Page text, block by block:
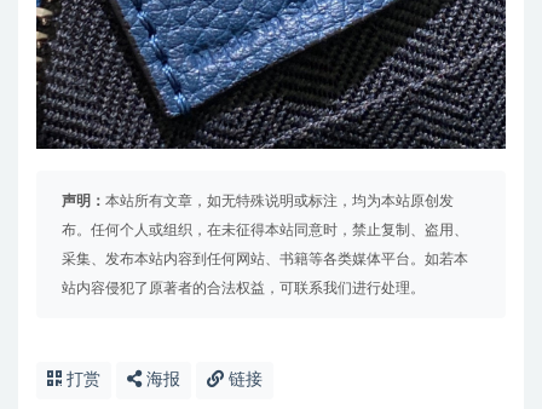
声明： 本站所有文章，如无特殊说明或标注，均为本站原创发
布。任何个人或组织，在未征得本站同意时，禁止复制、盗用、
采集、发布本站内容到任何网站、书籍等各类媒体平台。如若本
站内容侵犯了原著者的合法权益，可联系我们进行处理。
打赏 海报 链接